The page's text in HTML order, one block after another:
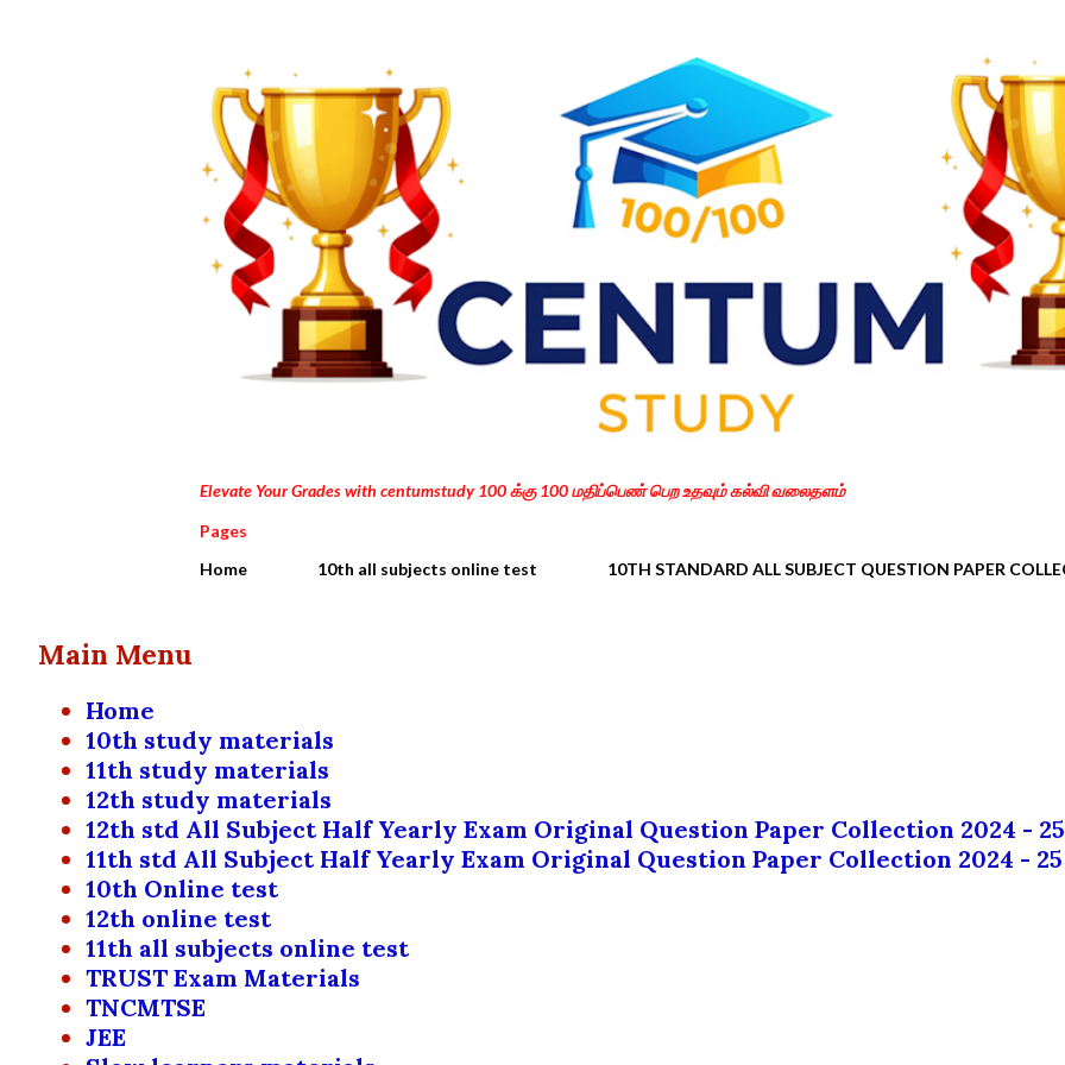
Elevate Your Grades with centumstudy 100 க்கு 100 மதிப்பெண் பெற உதவும் கல்வி வலைதளம்
Pages
Home
10th all subjects online test 10TH STANDARD ALL SUBJECT QUESTION PAPER
Main Menu
Home
10th study materials
11th study materials
12th study materials
12th std All Subject Half Yearly Exam Original Question Paper Collection 2024 - 25
11th std All Subject Half Yearly Exam Original Question Paper Collection 2024 - 25
10th Online test
12th online test
11th all subjects online test
TRUST Exam Materials
TNCMTSE
JEE